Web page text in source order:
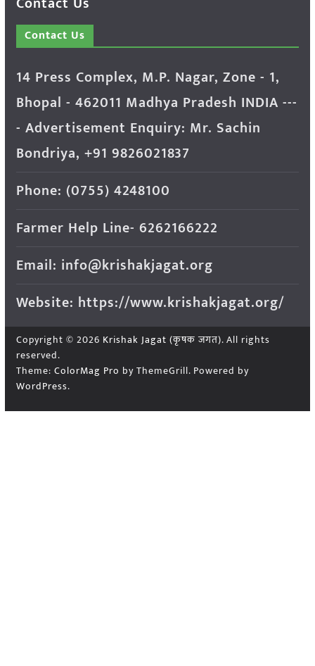
Contact Us
14 Press Complex, M.P. Nagar, Zone - 1,
Bhopal - 462011 Madhya Pradesh INDIA ---
- Advertisement Enquiry: Mr. Sachin
Bondriya, +91 9826021837
Phone: (0755) 4248100
Farmer Help Line- 6262166222
Email: info@krishakjagat.org
Website: https://www.krishakjagat.org/
Copyright © 2026 Krishak Jagat (कृषक जगत). All rights
reserved.
Theme: ColorMag Pro by ThemeGrill. Powered by
WordPress.